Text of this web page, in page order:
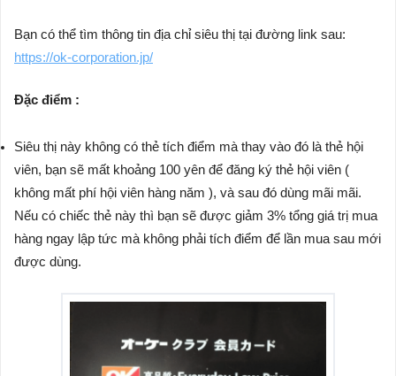
Bạn có thể tìm thông tin địa chỉ siêu thị tại đường link sau:
https://ok-corporation.jp/
Đặc điểm :
Siêu thị này không có thẻ tích điểm mà thay vào đó là thẻ hội
viên, bạn sẽ mất khoảng 100 yên để đăng ký thẻ hội viên (
không mất phí hội viên hàng năm ), và sau đó dùng mãi mãi.
Nếu có chiếc thẻ này thì bạn sẽ được giảm 3% tổng giá trị mua
hàng ngay lập tức mà không phải tích điểm để lần mua sau mới
được dùng.